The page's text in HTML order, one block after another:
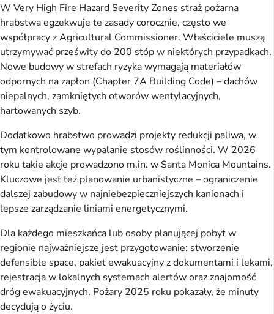
W Very High Fire Hazard Severity Zones straż pożarna
hrabstwa egzekwuje te zasady corocznie, często we
współpracy z Agricultural Commissioner. Właściciele muszą
utrzymywać prześwity do 200 stóp w niektórych przypadkach.
Nowe budowy w strefach ryzyka wymagają materiałów
odpornych na zapłon (Chapter 7A Building Code) – dachów
niepalnych, zamkniętych otworów wentylacyjnych,
hartowanych szyb.
Dodatkowo hrabstwo prowadzi projekty redukcji paliwa, w
tym kontrolowane wypalanie stosów roślinności. W 2026
roku takie akcje prowadzono m.in. w Santa Monica Mountains.
Kluczowe jest też planowanie urbanistyczne – ograniczenie
dalszej zabudowy w najniebezpieczniejszych kanionach i
lepsze zarządzanie liniami energetycznymi.
Dla każdego mieszkańca lub osoby planującej pobyt w
regionie najważniejsze jest przygotowanie: stworzenie
defensible space, pakiet ewakuacyjny z dokumentami i lekami,
rejestracja w lokalnych systemach alertów oraz znajomość
dróg ewakuacyjnych. Pożary 2025 roku pokazały, że minuty
decydują o życiu.